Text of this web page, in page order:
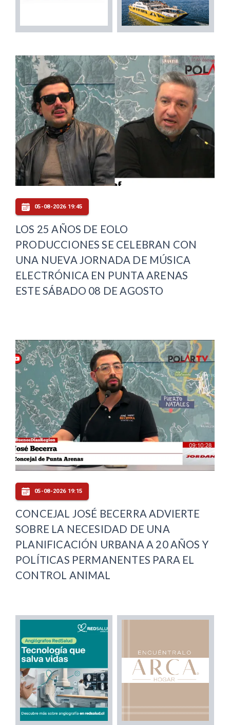
05-08-2026 19:45
LOS 25 AÑOS DE EOLO
PRODUCCIONES SE CELEBRAN CON
UNA NUEVA JORNADA DE MÚSICA
ELECTRÓNICA EN PUNTA ARENAS
ESTE SÁBADO 08 DE AGOSTO
05-08-2026 19:15
CONCEJAL JOSÉ BECERRA ADVIERTE
SOBRE LA NECESIDAD DE UNA
PLANIFICACIÓN URBANA A 20 AÑOS Y
POLÍTICAS PERMANENTES PARA EL
CONTROL ANIMAL